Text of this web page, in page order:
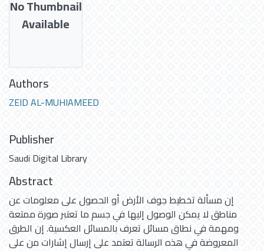
No Thumbnail
Available
Authors
ZEID AL-MUHIAMEED
Publisher
Saudi Digital Library
Abstract
إن مسألة تخطيط جوف الأرض أو الحصول على معلومات عن
مناطق لا يمكن الوصول إليها في جسم ما تعتبر صورة ممتعة
ومهمة في نطاق مسائل تعرف بالمسائل العكسية. إن الطرق
المعروضة في هذه الرسالة تعتمد على إرسال إشارات من على